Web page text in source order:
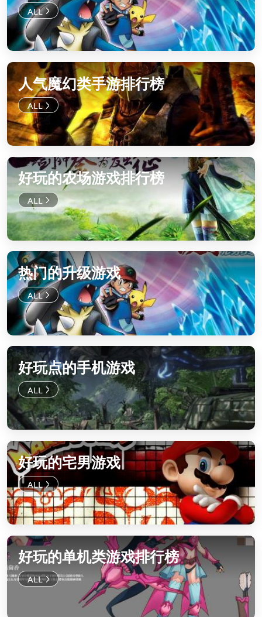
人气魔幻类手游排行榜
好玩的农场游戏排行榜
热门的升级游戏
好玩点的手机游戏
好玩的宅男游戏
好玩的单机类游戏排行榜